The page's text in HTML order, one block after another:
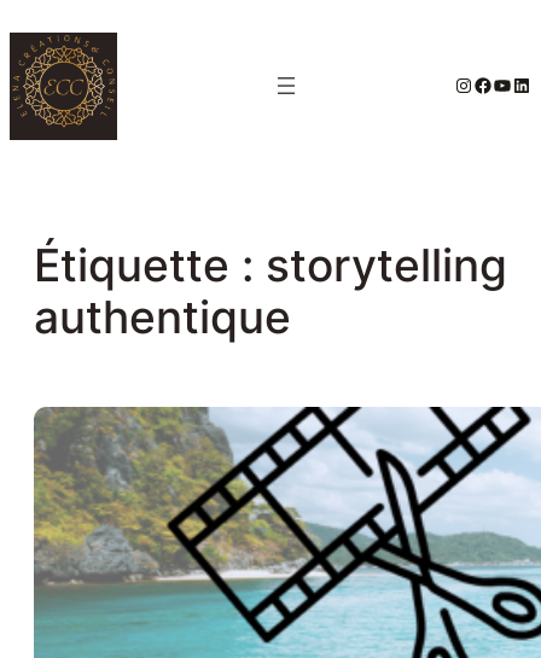
au
contenu
#
Étiquette : storytelling
authentique